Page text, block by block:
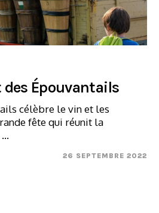
des Épouvantails
célèbre le vin et les
fête qui réunit la
26 SEPTEMBRE 2022